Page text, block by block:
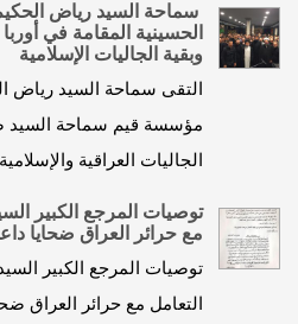
سماحة السيد رياض
الحسينية المقامة في أوربا
وبقية الجاليات الإسلامية
التقى سماحة السيد رياض
مؤسسة قيم سماحة السيد
الجاليات العراقية
توصيات المرجع الكبير
مع حرائر العراق ضحايا
توصيات المرجع الكبير
التعامل مع حرائر العراق